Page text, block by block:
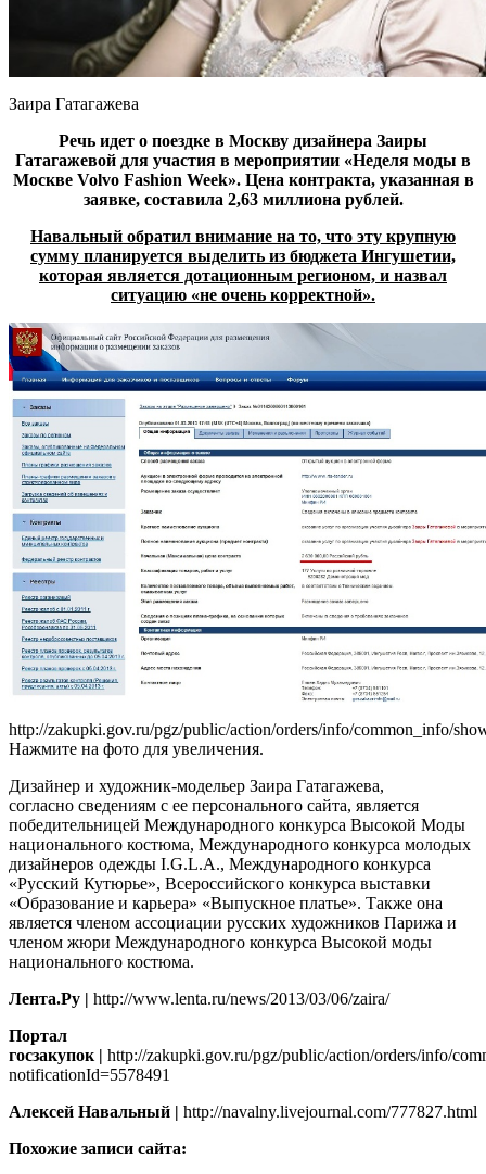
Заира Гатагажева
Речь идет о поездке в Москву дизайнера Заиры
Гатагажевой для участия в мероприятии «Неделя моды в
Москве Volvo Fashion Week». Цена контракта, указанная в
заявке, составила 2,63 миллиона рублей.
Навальный обратил внимание на то, что эту крупную
сумму планируется выделить из бюджета Ингушетии,
которая является дотационным регионом, и назвал
ситуацию «не очень корректной».
http://zakupki.gov.ru/pgz/public/action/orders/info/common_info/
Нажмите на фото для увеличения.
Дизайнер и художник-модельер Заира Гатагажева,
согласно сведениям с ее персонального сайта, является
победительницей Международного конкурса Высокой Моды
национального костюма, Международного конкурса молодых
дизайнеров одежды I.G.L.A., Международного конкурса
«Русский Кутюрье», Всероссийского конкурса выставки
«Образование и карьера» «Выпускное платье». Также она
является членом ассоциации русских художников Парижа и
членом жюри Международного конкурса Высокой моды
национального костюма.
Лента.Ру | http://www.lenta.ru/news/2013/03/06/zaira/
Портал
госзакупок | http://zakupki.gov.ru/pgz/public/action/orders/info/
notificationId=5578491
Алексей Навальный | http://navalny.livejournal.com/777827.html
Похожие записи сайта: